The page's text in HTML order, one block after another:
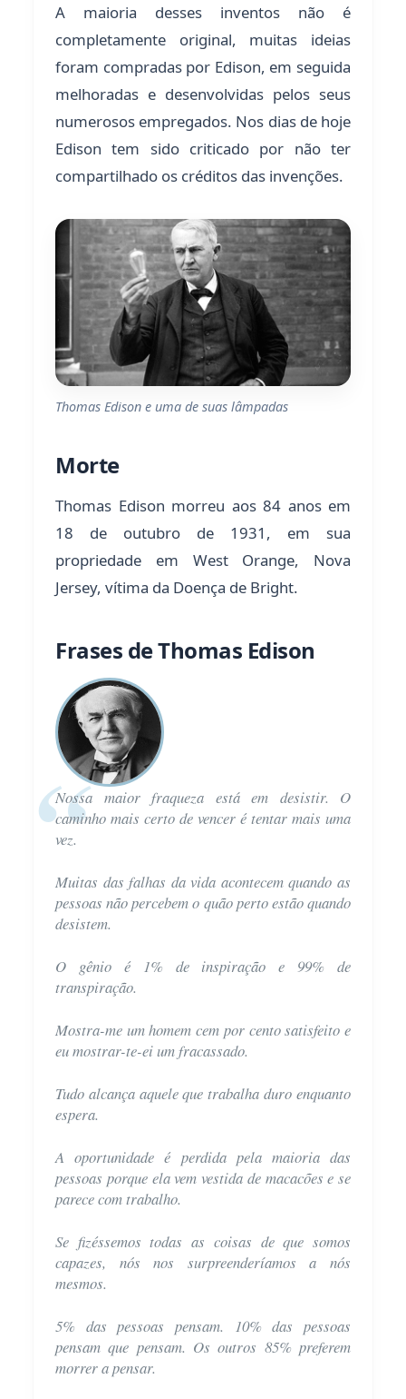
A maioria desses inventos não é
completamente original, muitas ideias
foram compradas por Edison, em seguida
melhoradas e desenvolvidas pelos seus
numerosos empregados. Nos dias de hoje
Edison tem sido criticado por não ter
compartilhado os créditos das invenções.
Thomas Edison e uma de suas lâmpadas
Morte
Thomas Edison morreu aos 84 anos em
18 de outubro de 1931, em sua
propriedade em West Orange, Nova
Jersey, vítima da Doença de Bright.
Frases de Thomas Edison
Nossa maior fraqueza está em desistir. O
caminho mais certo de vencer é tentar mais uma
vez.
Muitas das falhas da vida acontecem quando as
pessoas não percebem o quão perto estão quando
desistem.
O gênio é 1% de inspiração e 99% de
transpiração.
Mostra-me um homem cem por cento satisfeito e
eu mostrar-te-ei um fracassado.
Tudo alcança aquele que trabalha duro enquanto
espera.
A oportunidade é perdida pela maioria das
pessoas porque ela vem vestida de macacões e se
parece com trabalho.
Se fizéssemos todas as coisas de que somos
capazes, nós nos surpreenderíamos a nós
mesmos.
5% das pessoas pensam. 10% das pessoas
pensam que pensam. Os outros 85% preferem
morrer a pensar.